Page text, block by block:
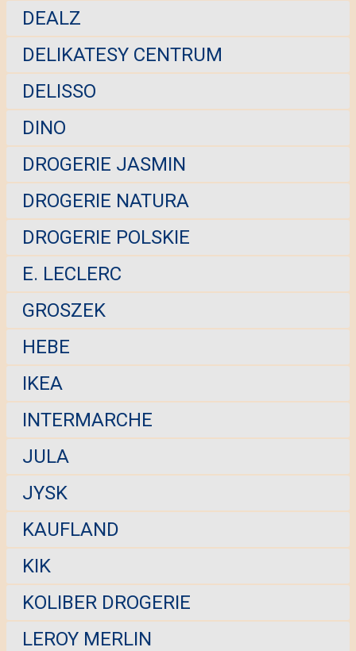
DEALZ
DELIKATESY CENTRUM
DELISSO
DINO
DROGERIE JASMIN
DROGERIE NATURA
DROGERIE POLSKIE
E. LECLERC
GROSZEK
HEBE
IKEA
INTERMARCHE
JULA
JYSK
KAUFLAND
KIK
KOLIBER DROGERIE
LEROY MERLIN